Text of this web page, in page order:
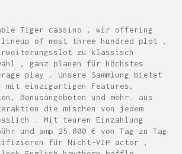
Tiger cassino , wir offering
lineup of most three hundred plot ,
zu klassisch
, ganz planen für höchstes
play . Unsere Sammlung bietet
mit einzigartigen Features,
Bonusangeboten und mehr. aus
die mischen von jedem
. Mit teuren Einzahlung
und amp 25.000 € von Tag zu Tag
für Nicht-VIP actor ,